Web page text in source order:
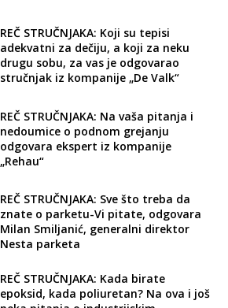
REČ STRUČNJAKA: Koji su tepisi
adekvatni za dečiju, a koji za neku
drugu sobu, za vas je odgovarao
stručnjak iz kompanije „De Valk“
REČ STRUČNJAKA: Na vaša pitanja i
nedoumice o podnom grejanju
odgovara ekspert iz kompanije
„Rehau“
REČ STRUČNJAKA: Sve što treba da
znate o parketu-Vi pitate, odgovara
Milan Smiljanić, generalni direktor
Nesta parketa
REČ STRUČNJAKA: Kada birate
epoksid, kada poliuretan? Na ova i još